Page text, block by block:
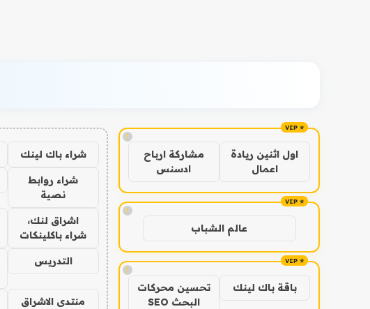
!
اول اثنين ريادة
اعمال
مشاركة ارباح
ادسنس
!
عالم الشباب
!
باقة باك لينك
تحسين محركات
البحث SEO
شراء باك لينك
شراء روابط
نصية
اشراق لنك،
شراء باكلينكات
التدريس
منتدى الاشراق